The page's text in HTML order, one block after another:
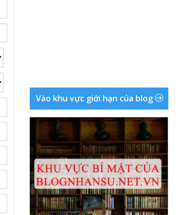
Vào khu vực giới hạn của blog